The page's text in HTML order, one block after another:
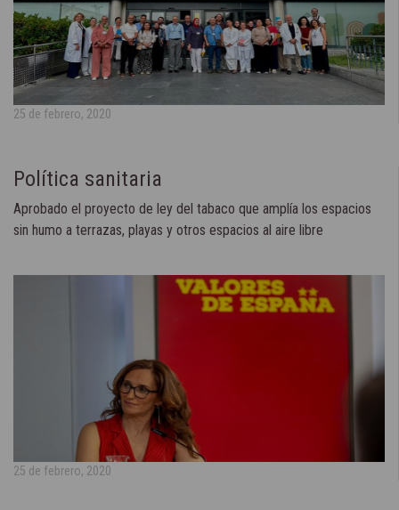
25 de febrero, 2020
Política sanitaria
Aprobado el proyecto de ley del tabaco que amplía los espacios
sin humo a terrazas, playas y otros espacios al aire libre
25 de febrero, 2020